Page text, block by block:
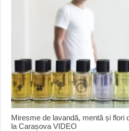
Miresme de lavandă, mentă și flori
la Carașova VIDEO